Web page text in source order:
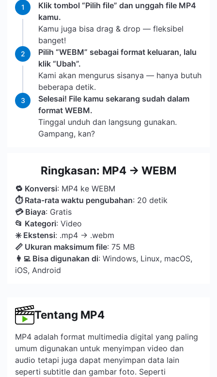
1
Klik tombol “Pilih file” dan unggah file MP4
kamu.
Kamu juga bisa drag & drop — fleksibel
banget!
2
Pilih “WEBM” sebagai format keluaran, lalu
klik “Ubah”.
Kami akan mengurus sisanya — hanya butuh
beberapa detik.
3
Selesai! File kamu sekarang sudah dalam
format WEBM.
Tinggal unduh dan langsung gunakan.
Gampang, kan?
Ringkasan: MP4 → WEBM
🔁 Konversi: MP4 ke WEBM
⏱ Rata-rata waktu pengubahan: 20 detik
💳 Biaya: Gratis
📂 Kategori: Video
️✳️ Ekstensi: .mp4 → .webm
📏 Ukuran maksimum file: 75 MB
👩‍💻 Bisa digunakan di: Windows, Linux, macOS,
iOS, Android
Tentang MP4
MP4 adalah format multimedia digital yang paling
umum digunakan untuk menyimpan video dan
audio tetapi juga dapat menyimpan data lain
seperti subtitle dan gambar foto. Seperti